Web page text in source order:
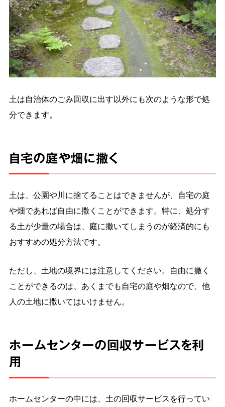
土は自治体のごみ回収に出す以外にも次のような形で処
分できます。
自宅の庭や畑に撒く
土は、公園や川に捨てることはできませんが、自宅の庭
や畑であれば自由に撒くことができます。特に、処分す
る土が少量の場合は、庭に撒いてしまうのが経済的にも
おすすめの処分方法です。
ただし、土地の境界には注意してください。自由に撒く
ことができるのは、あくまでも自宅の庭や畑なので、他
人の土地に撒いてはいけません。
ホームセンターの回収サービスを利
用
ホームセンターの中には、土の回収サービスを行ってい